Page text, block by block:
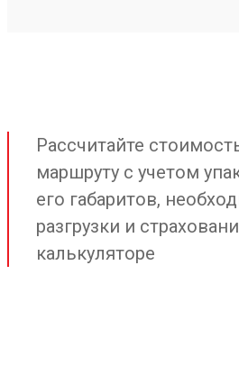
Рассчитайте
маршруту с учетом
его габаритов,
разгрузки и
калькуляторе